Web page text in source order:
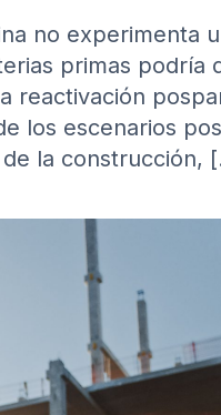
no experimenta
primas podría
reactivación
los escenarios
la construcción,